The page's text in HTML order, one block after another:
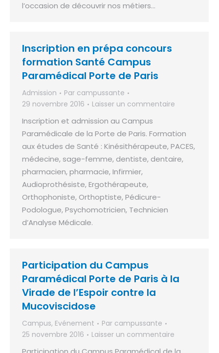
l’occasion de découvrir nos métiers…
Inscription en prépa concours
formation Santé Campus
Paramédical Porte de Paris
Admission Par campussante
29 novembre 2016
Laisser un commentaire
Inscription et admission au Campus
Paramédicale de la Porte de Paris. Formation
aux études de Santé : Kinésithérapeute, PACES,
médecine, sage-femme, dentiste, dentaire,
pharmacien, pharmacie, Infirmier,
Audioprothésiste, Ergothérapeute,
Orthophoniste, Orthoptiste, Pédicure-
Podologue, Psychomotricien, Technicien
d’Analyse Médicale.
Participation du Campus
Paramédical Porte de Paris à la
Virade de l’Espoir contre la
Mucoviscidose
Campus, Evénement Par campussante
25 novembre 2016
Laisser un commentaire